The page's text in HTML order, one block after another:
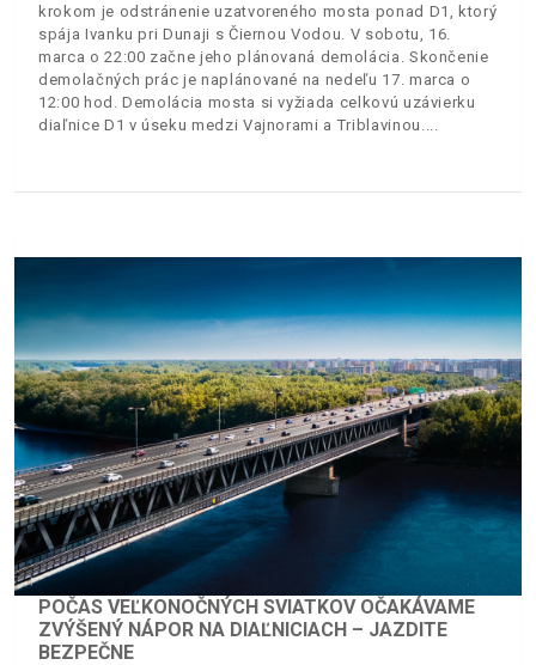
krokom je odstránenie uzatvoreného mosta ponad D1, ktorý
spája Ivanku pri Dunaji s Čiernou Vodou. V sobotu, 16.
marca o 22:00 začne jeho plánovaná demolácia. Skončenie
demolačných prác je naplánované na nedeľu 17. marca o
12:00 hod. Demolácia mosta si vyžiada celkovú uzávierku
diaľnice D1 v úseku medzi Vajnorami a Triblavinou.
POČAS VEĽKONOČNÝCH SVIATKOV OČAKÁVAME
ZVÝŠENÝ NÁPOR NA DIAĽNICIACH – JAZDITE
BEZPEČNE